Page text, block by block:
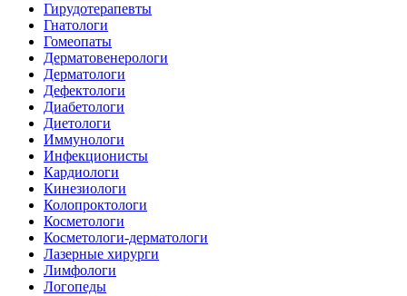
Гирудотерапевты
Гнатологи
Гомеопаты
Дерматовенерологи
Дерматологи
Дефектологи
Диабетологи
Диетологи
Иммунологи
Инфекционисты
Кардиологи
Кинезиологи
Колопроктологи
Косметологи
Косметологи-дерматологи
Лазерные хирурги
Лимфологи
Логопеды